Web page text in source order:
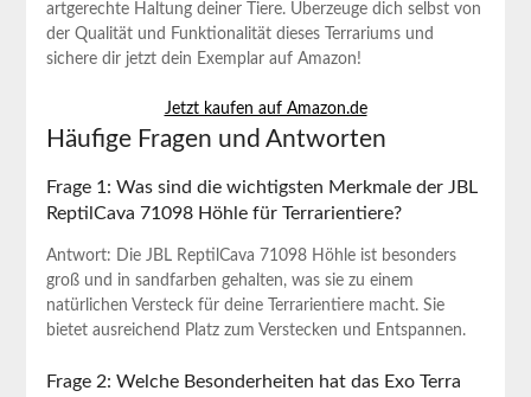
artgerechte Haltung deiner Tiere. Überzeuge dich selbst von
der Qualität und Funktionalität dieses Terrariums und
sichere dir jetzt dein Exemplar auf Amazon!
Jetzt kaufen auf Amazon.de
Häufige Fragen und Antworten
Frage 1: Was sind die wichtigsten Merkmale der JBL
ReptilCava 71098 Höhle für Terrarientiere?
Antwort: Die JBL ReptilCava 71098 Höhle ist besonders
groß und in sandfarben gehalten, was sie zu einem
natürlichen Versteck für deine Terrarientiere macht. Sie
bietet ausreichend Platz zum Verstecken und Entspannen.
Frage 2: Welche Besonderheiten hat das Exo Terra